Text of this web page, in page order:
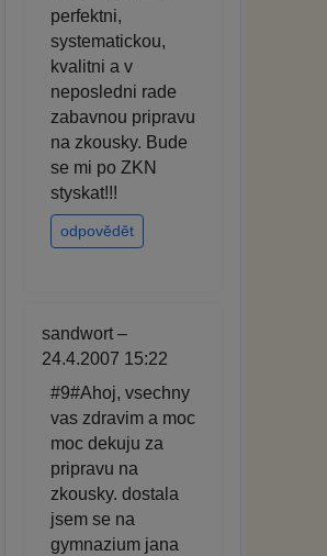
perfektni,
systematickou,
kvalitni a v
neposledni rade
zabavnou pripravu
na zkousky. Bude
se mi po ZKN
styskat!!!
odpovědět
sandwort –
24.4.2007 15:22
#9#Ahoj, vsechny
vas zdravim a moc
moc dekuju za
pripravu na
zkousky. dostala
jsem se na
gymnazium jana